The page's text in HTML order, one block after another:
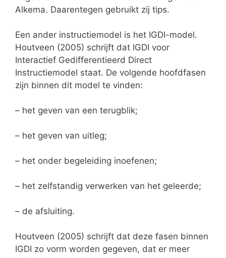
Alkema. Daarentegen gebruikt zij tips.
Een ander instructiemodel is het IGDI-model.
Houtveen (2005) schrijft dat IGDI voor
Interactief Gedifferentieerd Direct
Instructiemodel staat. De volgende hoofdfasen
zijn binnen dit model te vinden:
– het geven van een terugblik;
– het geven van uitleg;
– het onder begeleiding inoefenen;
– het zelfstandig verwerken van het geleerde;
– de afsluiting.
Houtveen (2005) schrijft dat deze fasen binnen
IGDI zo vorm worden gegeven, dat er meer